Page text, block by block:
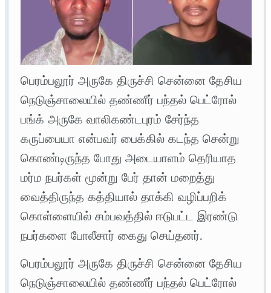
பெரம்பலூர் அருகே திருச்சி சென்னை தேசிய
நெடுஞ்சாலையில் தண்ணீர் பந்தல் பெட்ரோல்
பங்க் அருகே வாலிகண்டபுரம் சேர்ந்த
கருப்பையா என்பவர் பைக்கில் கடந்த சென்று
கொண்டிருந்த போது அடையாளம் தெரியாத
மர்ம நபர்கள் மூன்று பேர் தான் மறைத்து
வைத்திருந்த கத்தியால் தாக்கி வழிப்பறிக்
கொள்ளையில் சம்பவத்தில் ஈடுபட்ட இரண்டு
நபர்களை போலீசார் கைது செய்தனர்.
பெரம்பலூர் அருகே திருச்சி சென்னை தேசிய
நெடுஞ்சாலையில் தண்ணீர் பந்தல் பெட்ரோல்